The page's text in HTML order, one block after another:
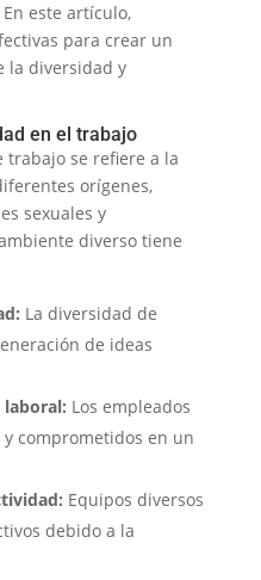
este artículo,
para crear un
la diversidad y
en el trabajo
trabajo se refiere a la
orígenes,
sexuales y
diverso tiene
La diversidad de
de ideas
laboral: Los empleados
comprometidos en un
Equipos diversos
debido a la